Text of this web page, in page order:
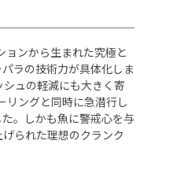
ョンから生まれた究極と
ラの技術力が具体化しま
ュの軽減にも大きく寄
リングと同時に急潜行し
。しかも魚に警戒心を与
られた理想のクランク